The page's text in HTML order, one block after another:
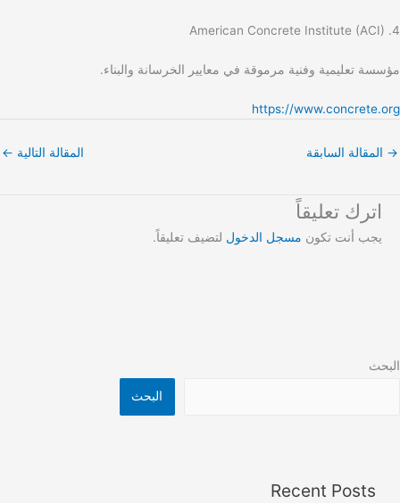
4. American Concrete Institute (ACI)
مؤسسة تعليمية وفنية مرموقة في معايير الخرسانة والبناء.
https://www.concrete.org
→ المقالة السابقة المقالة التالية ←
اترك تعليقاً
يجب أنت تكون مسجل الدخول لتضيف تعليقاً.
البحث
البحث
Recent Posts